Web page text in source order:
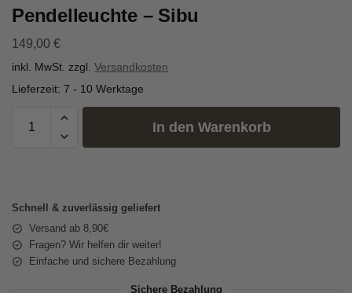
Pendelleuchte – Sibu
149,00 €
inkl. MwSt. zzgl. Versandkosten
Lieferzeit: 7 - 10 Werktage
In den Warenkorb
Schnell & zuverlässig geliefert
Versand ab 8,90€
Fragen? Wir helfen dir weiter!
Einfache und sichere Bezahlung
Sichere Bezahlung